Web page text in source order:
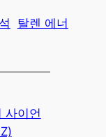
탈렌 에너
사이언